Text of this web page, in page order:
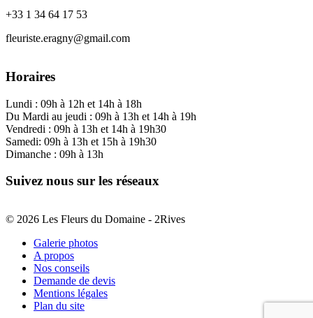
+33 1 34 64 17 53
fleuriste.eragny@gmail.com
Horaires
Lundi : 09h à 12h et 14h à 18h
Du Mardi au jeudi : 09h à 13h et 14h à 19h
Vendredi : 09h à 13h et 14h à 19h30
Samedi: 09h à 13h et 15h à 19h30
Dimanche : 09h à 13h
Suivez nous sur les réseaux
© 2026 Les Fleurs du Domaine - 2Rives
Galerie photos
A propos
Nos conseils
Demande de devis
Mentions légales
Plan du site